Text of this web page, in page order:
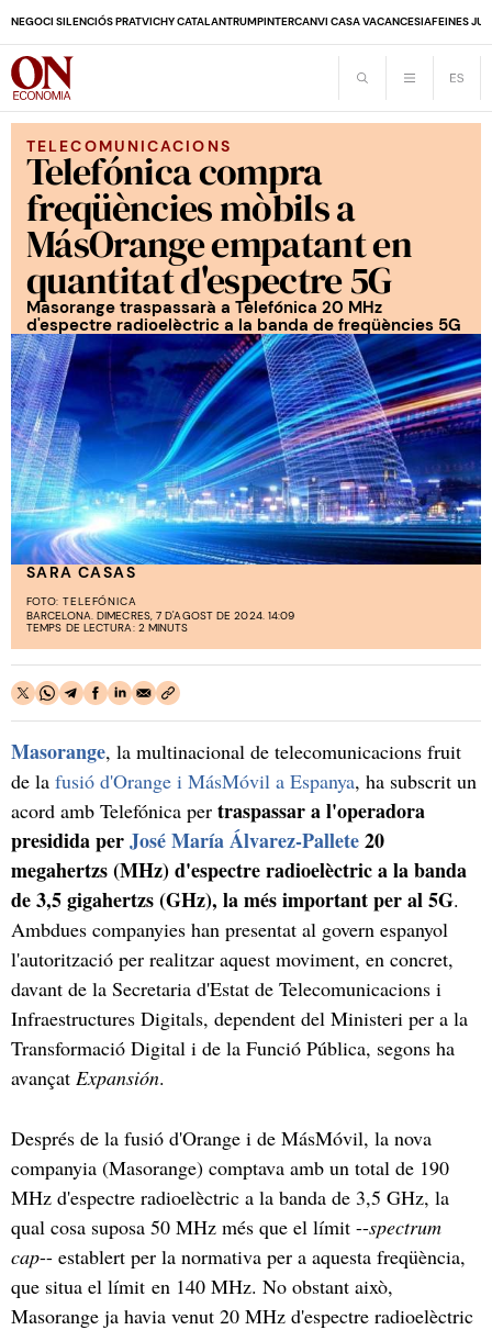
NEGOCI SILENCIÓS PRATVICHY CATALANTRUMPINTERCANVI CASA VACANCESIAFEINES
TELECOMUNICACIONS
Telefónica compra
freqüències mòbils a
MásOrange empatant en
quantitat d'espectre 5G
Masorange traspassarà a Telefónica 20 MHz
d'espectre radioelèctric a la banda de freqüències 5G
SARA CASAS
FOTO: TELEFÓNICA
BARCELONA. DIMECRES, 7 D'AGOST DE 2024. 14:09
TEMPS DE LECTURA: 2 MINUTS
Masorange, la multinacional de telecomunicacions fruit
de la fusió d'Orange i MásMóvil a Espanya, ha subscrit un
acord amb Telefónica per traspassar a l'operadora
presidida perJosé María Álvarez-Pallete20
megahertzs (MHz) d'espectre radioelèctric a la banda
de 3,5 gigahertzs (GHz), la més important per al 5G.
Ambdues companyies han presentat al govern espanyol
l'autorització per realitzar aquest moviment, en concret,
davant de la Secretaria d'Estat de Telecomunicacions i
Infraestructures Digitals, dependent del Ministeri per a la
Transformació Digital i de la Funció Pública, segons ha
avançat Expansión.
Després de la fusió d'Orange i de MásMóvil, la nova
companyia (Masorange) comptava amb un total de 190
MHz d'espectre radioelèctric a la banda de 3,5 GHz, la
qual cosa suposa 50 MHz més que el límit --spectrum
cap-- establert per la normativa per a aquesta freqüència,
que situa el límit en 140 MHz. No obstant això,
Masorange ja havia venut 20 MHz d'espectre radioelèctric